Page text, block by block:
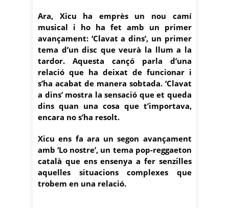
Ara, Xicu ha emprès un nou camí
musical i ho ha fet amb un primer
avançament: ‘Clavat a dins’, un primer
tema d’un disc que veurà la llum a la
tardor. Aquesta cançó parla d’una
relació que ha deixat de funcionar i
s’ha acabat de manera sobtada. ‘Clavat
a dins’ mostra la sensació que et queda
dins quan una cosa que t’importava,
encara no s’ha resolt.
Xicu ens fa ara un segon avançament
amb ‘Lo nostre’, un tema pop-reggaeton
català que ens ensenya a fer senzilles
aquelles situacions complexes que
trobem en una relació.